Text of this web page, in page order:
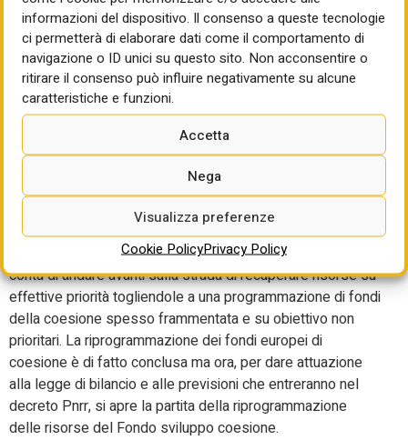
informazioni del dispositivo. Il consenso a queste tecnologie
ci permetterà di elaborare dati come il comportamento di
navigazione o ID unici su questo sito. Non acconsentire o
ritirare il consenso può influire negativamente su alcune
caratteristiche e funzioni.
Accetta
Nega
Visualizza preferenze
Cookie PolicyPrivacy Policy
diventata, anche a livello regionale, una priorità assoluta. I
casi dell’Emilia-Romagna e della Toscana, con una
disponibilità che viene misurata in 30 milioni, ne sono un
esempio calzante, che le penalizza anche oltre il fatto che
quesee Regioni – essendo localizzate al centronord –
hanno diritto in partenza a meno fondi.
A queste somme regionali si sommano 460 milioni che
sono state pure recuperate alle politiche abitative da tre
programmi nazionali, per arrivare a oltre un miliardo e
Questa vicenda segna una prima vittoria di Foti che però
conta di andare avanti sulla strada di recuperare risorse su
effettive priorità togliendole a una programmazione di fondi
della coesione spesso frammentata e su obiettivo non
prioritari. La riprogrammazione dei fondi europei di
coesione è di fatto conclusa ma ora, per dare attuazione
alla legge di bilancio e alle previsioni che entreranno nel
decreto Pnrr, si apre la partita della riprogrammazione
delle risorse del Fondo sviluppo coesione.